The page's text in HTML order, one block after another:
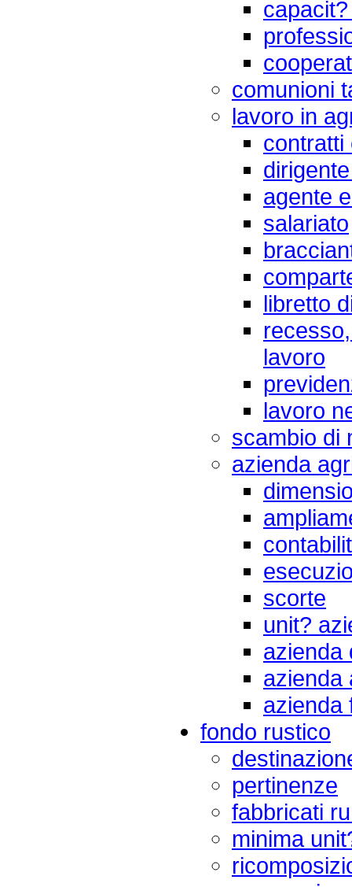
comunioni
lavoro in
contratti
agente
salariato
libretto
lavoro
lavoro
scambio di
azienda
contabilit
scorte
unit?
azienda
azienda
azienda
fondo rustico
pertinenze
fabbricati
minima